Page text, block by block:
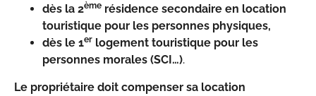
dès la 2ème résidence secondaire en location
touristique pour les personnes physiques,
dès le 1er logement touristique pour les
personnes morales (SCI…).
Le propriétaire doit compenser sa location